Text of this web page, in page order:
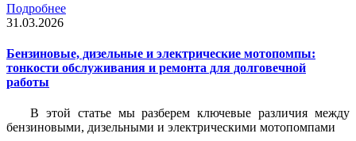
Подробнее
31.03.2026
Бензиновые, дизельные и электрические мотопомпы:
тонкости обслуживания и ремонта для долговечной
работы
В этой статье мы разберем ключевые различия между
бензиновыми, дизельными и электрическими мотопомпами